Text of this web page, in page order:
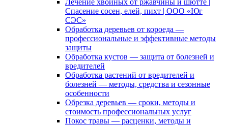
Лечение хвойных от ржавчины и шютте |
Спасение сосен, елей, пихт | ООО «Юг
СЭС»
Обработка деревьев от короеда —
профессиональные и эффективные методы
защиты
Обработка кустов — защита от болезней и
вредителей
Обработка растений от вредителей и
болезней — методы, средства и сезонные
особенности
Обрезка деревьев — сроки, методы и
стоимость профессиональных услуг
Покос травы — расценки, методы и